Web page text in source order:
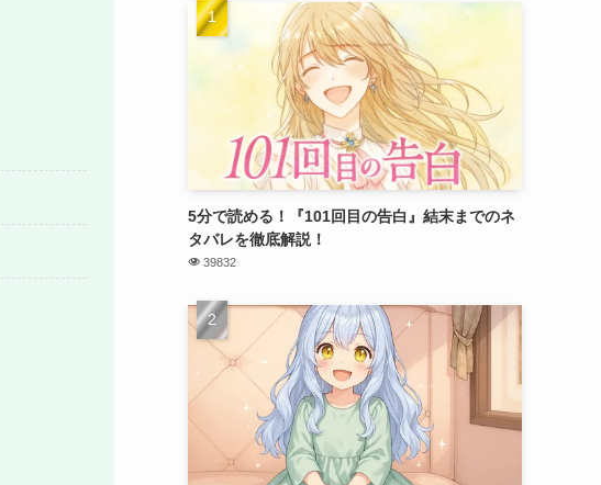
5分で読める！『101回目の告白』結末までのネ
タバレを徹底解説！
39832